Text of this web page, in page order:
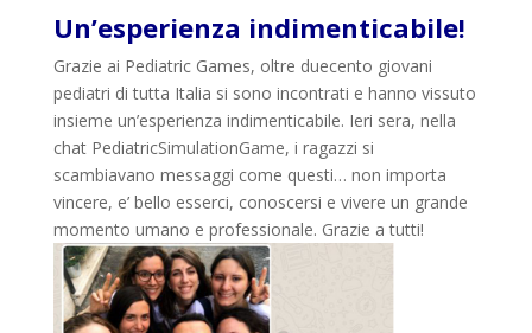
Un’esperienza indimenticabile!
Grazie ai Pediatric Games, oltre duecento giovani
pediatri di tutta Italia si sono incontrati e hanno vissuto
insieme un’esperienza indimenticabile. Ieri sera, nella
chat PediatricSimulationGame, i ragazzi si
scambiavano messaggi come questi… non importa
vincere, e’ bello esserci, conoscersi e vivere un grande
momento umano e professionale. Grazie a tutti!